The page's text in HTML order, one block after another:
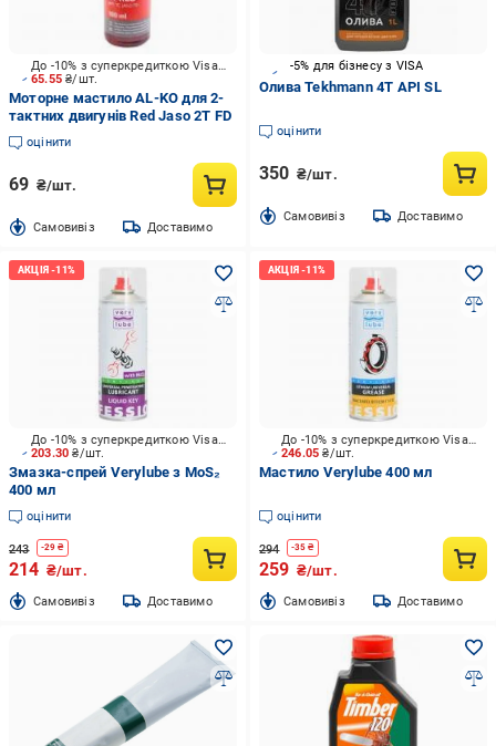
65.55₴/шт.
До -10% з суперкредиткою Visa Вигода
Моторне мастило AL-KO для 2-
тактних двигунів Red Jaso 2T FD
оцінити
69 ₴/шт.
Cамовивіз Доставимо
-5% для бізнесу з VISA
Олива Tekhmann 4Т API SL
оцінити
350 ₴/шт.
Cамовивіз Доставимо
203.30₴/шт.
До -10% з суперкредиткою Visa Вигода
Змазка-спрей Verylube з MoS₂
400 мл
оцінити
243 -29 ₴
214 ₴/шт.
Cамовивіз Доставимо
246.05₴/шт.
До -10% з суперкредиткою Visa Вигода
Мастило Verylube 400 мл
оцінити
294 -35 ₴
259 ₴/шт.
Cамовивіз Доставимо